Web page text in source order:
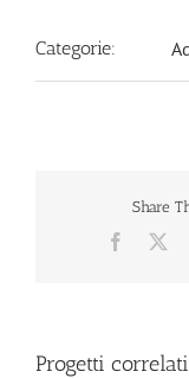
Categorie:
Share
Progetti correlati